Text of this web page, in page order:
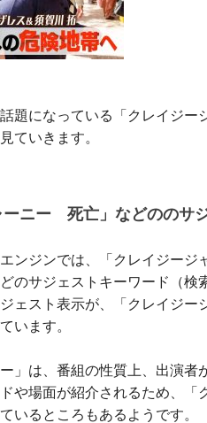
題になっている「クレイジ
ていきます。
ーニー 死亡」などののサ
ンジンでは、「クレイジー
のサジェストキーワード（
ェスト表示が、「クレイジー
います。
」は、番組の性質上、出演
や場面が紹介されるため、
いるところもあるようです。